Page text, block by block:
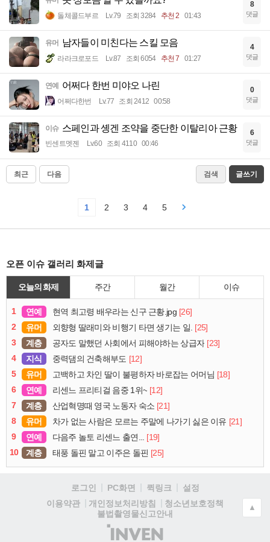
돌체콜드부르 Lv.79 조회 3284 추천 2 01:43
8
댓글
유머 남자들이 미친다는 스킬 모음
라라크로포드 Lv.87 조회 6054 추천 7 01:27
4
댓글
연예 어쩌다 한번 미야오 나린
어쩌다한번 Lv.77 조회 2412 00:58
0
댓글
이슈 스페인과 솅겐 조약을 중단한 이탈리아 근황
빈센트멧젠 Lv.60 조회 4110 00:46
6
댓글
최근 다음 검색 글쓰기
1 2 3 4 5
오픈 이슈 갤러리 화제글
오늘의 화제 주간 월간 이슈
1 연예 현역 최고령 배우라는 신구 근황.jpg [26]
2
유머 외향형 딸래미와 비행기 타면 생기는 일. [25]
3
계층 공자도 말했던 사회에서 피해야하는 상급자 [23]
4
지식 중력댐의 건축해부도 [12]
5
유머 고백하고 차인 딸이 불평하자 바로잡는 어머님 [18]
6
연예 리센느 프리티걸 음중 1위~ [12]
7
계층 산업혁명때 영국 노동자 숙소 [21]
8
유머 차가 없는 사람은 모르는 주말에 나가기 싫은 이유 [21]
9
연예 다음주 놀토 리센느 출연... [19]
10
계층 태풍 돌핀 말고 이주은 돌핀 [25]
로그인 PC화면 퀵링크
설정
이용약관
개인정보처리방침
청소년보호정책
불법촬영물신고안내
(주)
▲